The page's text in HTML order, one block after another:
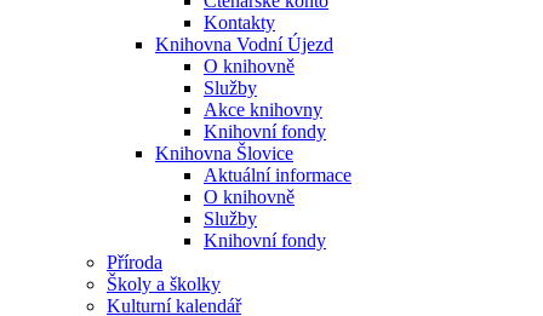
Kontakty
Knihovna Vodní Újezd
O knihovně
Služby
Akce knihovny
Knihovní fondy
Knihovna Šlovice
Aktuální informace
O knihovně
Služby
Knihovní fondy
Příroda
Školy a školky
Kulturní kalendář